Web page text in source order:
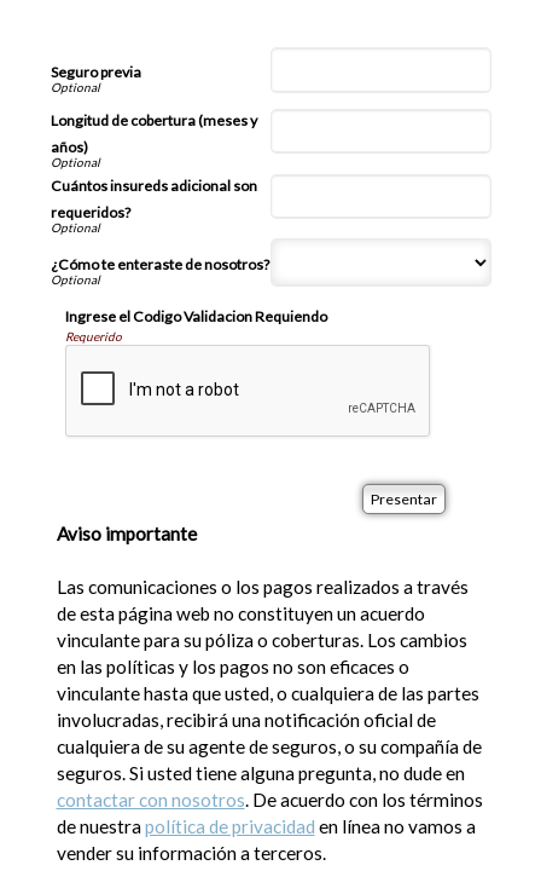
Seguro previa
Longitud de cobertura (meses y
años)
Cuántos insureds adicional son
requeridos?
¿Cómo te enteraste de nosotros?
Ingrese el Codigo Validacion Requiendo
Requerido
Aviso importante
Las comunicaciones o los pagos realizados a través
de esta página web no constituyen un acuerdo
vinculante para su póliza o coberturas. Los cambios
en las políticas y los pagos no son eficaces o
vinculante hasta que usted, o cualquiera de las partes
involucradas, recibirá una notificación oficial de
cualquiera de su agente de seguros, o su compañía de
seguros. Si usted tiene alguna pregunta, no dude en
contactar con nosotros. De acuerdo con los términos
de nuestrapolítica de privacidad en línea no vamos a
vender su información a terceros.